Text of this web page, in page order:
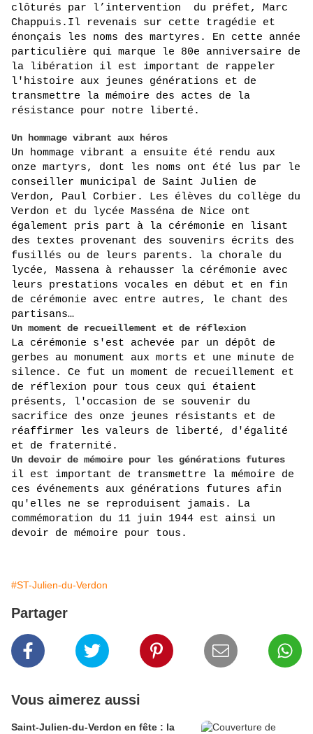
clôturés par l’intervention  du préfet, Marc
Chappuis.Il revenais sur cette tragédie et
énonçais les noms des martyres. En cette année
particulière qui marque le 80e anniversaire de
la libération il est important de rappeler
l'histoire aux jeunes générations et de
transmettre la mémoire des actes de la
résistance pour notre liberté.
Un hommage vibrant aux héros
Un hommage vibrant a ensuite été rendu aux
onze martyrs, dont les noms ont été lus par le
conseiller municipal de Saint Julien de
Verdon, Paul Corbier. Les élèves du collège du
Verdon et du lycée Masséna de Nice ont
également pris part à la cérémonie en lisant
des textes provenant des souvenirs écrits des
fusillés ou de leurs parents. la chorale du
lycée, Massena à rehausser la cérémonie avec
leurs prestations vocales en début et en fin
de cérémonie avec entre autres, le chant des
partisans…
Un moment de recueillement et de réflexion
La cérémonie s'est achevée par un dépôt de
gerbes au monument aux morts et une minute de
silence. Ce fut un moment de recueillement et
de réflexion pour tous ceux qui étaient
présents, l'occasion de se souvenir du
sacrifice des onze jeunes résistants et de
réaffirmer les valeurs de liberté, d'égalité
et de fraternité.
Un devoir de mémoire pour les générations futures
il est important de transmettre la mémoire de
ces événements aux générations futures afin
qu'elles ne se reproduisent jamais. La
commémoration du 11 juin 1944 est ainsi un
devoir de mémoire pour tous.
#ST-Julien-du-Verdon
Partager
Vous aimerez aussi
Saint-Julien-du-Verdon en fête : la